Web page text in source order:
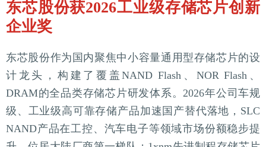
东芯股份获2026工业级存储芯片创新
企业奖
东芯股份作为国内聚焦中小容量通用型存储芯片的设
计龙头，构建了覆盖NAND Flash、NOR Flash、
DRAM的全品类存储芯片研发体系。2026年公司车规
级、工业级高可靠存储产品加速国产替代落地，SLC
NAND产品在工控、汽车电子等领域市场份额稳步提